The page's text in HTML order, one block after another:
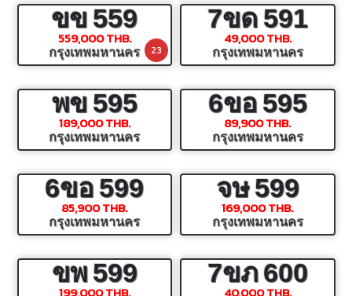
ขข559
559,000 THB.
กรุงเทพมหานคร 23
7ขด591
49,000 THB.
กรุงเทพมหานคร
พข595
189,000 THB.
กรุงเทพมหานคร
6ขอ595
89,900 THB.
กรุงเทพมหานคร
6ขอ599
85,900 THB.
กรุงเทพมหานคร
จษ599
169,000 THB.
กรุงเทพมหานคร
ขพ599 7ขภ600